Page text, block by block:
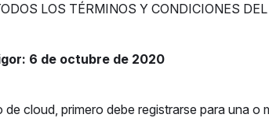
LOS TÉRMINOS Y CONDICIONES
6 de octubre de 2020
de cloud, primero debe registrarse para una o